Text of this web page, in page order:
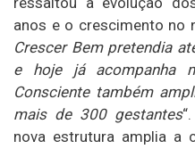
anos e o crescimento no
Crescer Bem pretendia
e hoje já acompanha
Consciente também
mais de 300 gestantes
nova estrutura amplia a